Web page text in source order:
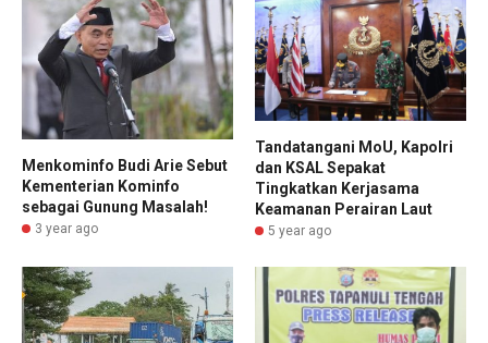
Menkominfo Budi Arie Sebut
Kementerian Kominfo
sebagai Gunung Masalah!
3 year ago
Tandatangani MoU, Kapolri
dan KSAL Sepakat
Tingkatkan Kerjasama
Keamanan Perairan Laut
5 year ago